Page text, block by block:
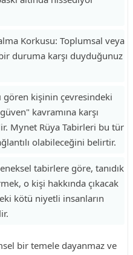
Korkusu: Toplumsal veya
duruma karşı duyduğunuz
gören kişinin çevresindeki
kavramına karşı
Mynet Rüya Tabirleri bu tür
olabileceğini belirtir.
tabirlere göre, tanıdık
o kişi hakkında çıkacak
kötü niyetli insanların
bir temele dayanmaz ve